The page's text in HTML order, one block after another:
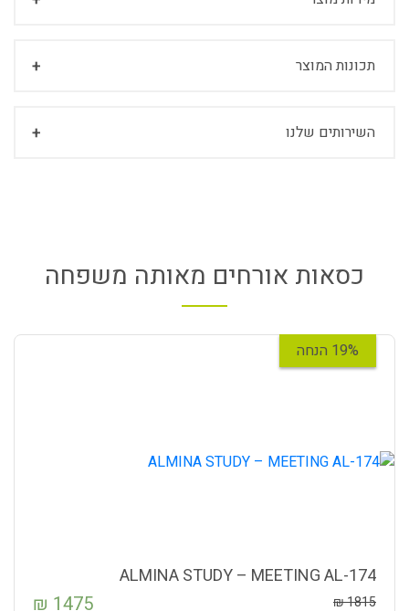
תכונות המוצר
השירותים שלנו
כסאות אורחים מאותה משפחה
19% הנחה
ALMINA STUDY – MEETING AL-174
1815
₪
1475
₪